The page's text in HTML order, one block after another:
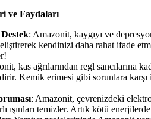
ve Faydaları
: Amazonit, kaygıyı ve
kendinizi daha rahat ifade
kas ağrılarından regl sancılarına
Kemik erimesi gibi sorunlara
: Amazonit, çevrenizdeki
ışınları temizler. Artık kötü